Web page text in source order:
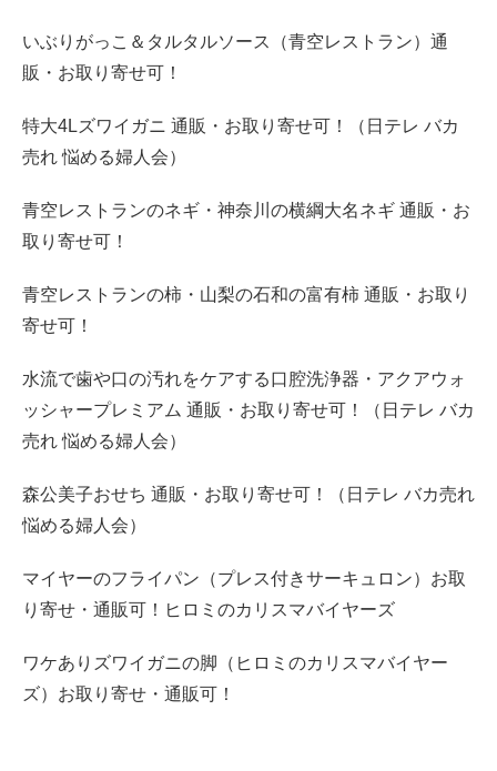
いぶりがっこ＆タルタルソース（青空レストラン）通
販・お取り寄せ可！
特大4Lズワイガニ 通販・お取り寄せ可！（日テレ バカ
売れ 悩める婦人会）
青空レストランのネギ・神奈川の横綱大名ネギ 通販・お
取り寄せ可！
青空レストランの柿・山梨の石和の富有柿 通販・お取り
寄せ可！
水流で歯や口の汚れをケアする口腔洗浄器・アクアウォ
ッシャープレミアム 通販・お取り寄せ可！（日テレ バカ
売れ 悩める婦人会）
森公美子おせち 通販・お取り寄せ可！（日テレ バカ売れ
悩める婦人会）
マイヤーのフライパン（プレス付きサーキュロン）お取
り寄せ・通販可！ヒロミのカリスマバイヤーズ
ワケありズワイガニの脚（ヒロミのカリスマバイヤー
ズ）お取り寄せ・通販可！